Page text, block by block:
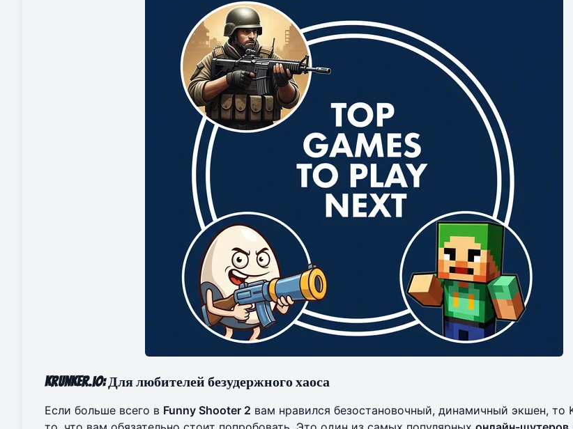
Krunker.io: Для любителей безудержного хаоса
Если больше всего в Funny Shooter 2 вам нравился безостановочный, динамичный экшен, то